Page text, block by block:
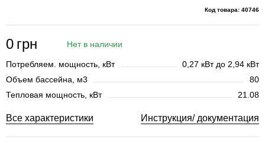
Код товара: 40746
0 грн Нет в наличии
Потребляем. мощность, кВт
0,27 кВт до 2,94 кВт
Объем бассейна, м3
80
Тепловая мощность, кВт
21.08
Все характеристики Инструкция/ документация